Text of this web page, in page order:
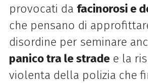
provocati da facinorosi e
che pensano di
disordine per seminare
panico tra le stradee la
violenta della polizia che